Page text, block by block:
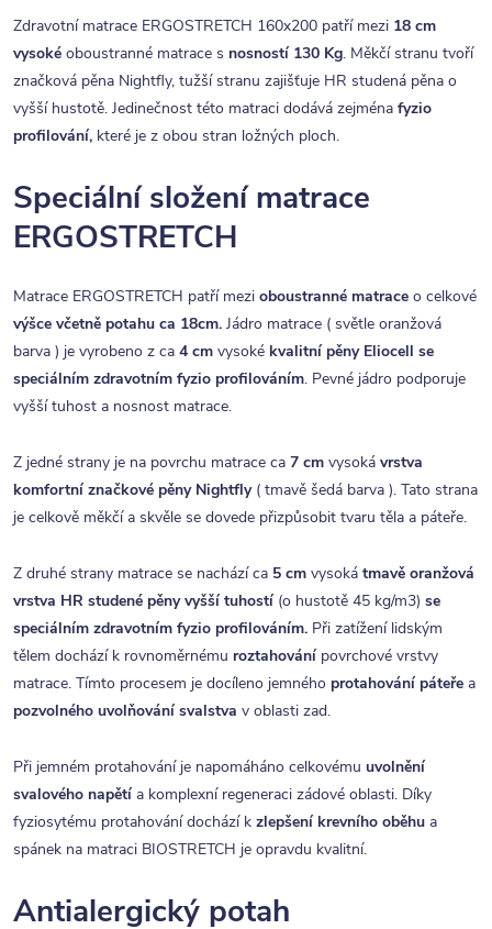
Zdravotní matrace ERGOSTRETCH 160x200 patří mezi 18 cm
vysoké oboustranné matrace s nosností 130 Kg. Měkčí stranu tvoří
značková pěna Nightfly, tužší stranu zajišťuje HR studená pěna o
vyšší hustotě. Jedinečnost této matraci dodává zejména fyzio
profilování, které je z obou stran ložných ploch.
Speciální složení matrace
ERGOSTRETCH
Matrace ERGOSTRETCH patří mezi oboustranné matrace o celkové
výšce včetně potahu ca 18cm. Jádro matrace ( světle oranžová
barva ) je vyrobeno z ca 4 cm vysoké kvalitní pěny Eliocell se
speciálním zdravotním fyzio profilováním. Pevné jádro podporuje
vyšší tuhost a nosnost matrace.
Z jedné strany je na povrchu matrace ca 7 cm vysoká vrstva
komfortní značkové pěny Nightfly( tmavě šedá barva ). Tato strana
je celkově měkčí a skvěle se dovede přizpůsobit tvaru těla a páteře.
Z druhé strany matrace se nachází ca 5 cm vysoká tmavě oranžová
vrstva HR studené pěny vyšší tuhostí (o hustotě 45 kg/m3) se
speciálním zdravotním fyzio profilováním. Při zatížení lidským
tělem dochází k rovnoměrnému roztahování povrchové vrstvy
matrace. Tímto procesem je docíleno jemného protahování páteře a
pozvolného uvolňování svalstva v oblasti zad.
Při jemném protahování je napomáháno celkovému uvolnění
svalového napětí a komplexní regeneraci zádové oblasti. Díky
fyziosytému protahování dochází k zlepšení krevního oběhu a
spánek na matraci BIOSTRETCH je opravdu kvalitní.
Antialergický potah